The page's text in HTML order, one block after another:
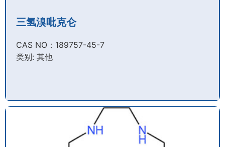
三氢溴吡克仑
CAS NO：189757-45-7​
类别: 其他